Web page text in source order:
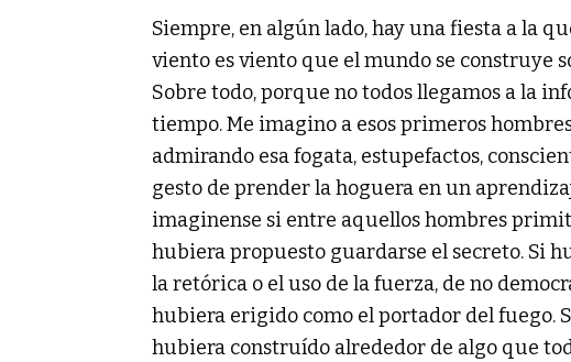
Siempre, en algún lado, hay una fiesta a la
viento es viento que el mundo se construye
Sobre todo, porque no todos llegamos a la
tiempo. Me imagino a esos primeros
admirando esa fogata, estupefactos,
gesto de prender la hoguera en un
imaginense si entre aquellos hombres
hubiera propuesto guardarse el secreto. Si
la retórica o el uso de la fuerza, de no
hubiera erigido como el portador del fuego.
hubiera construído alrededor de algo que